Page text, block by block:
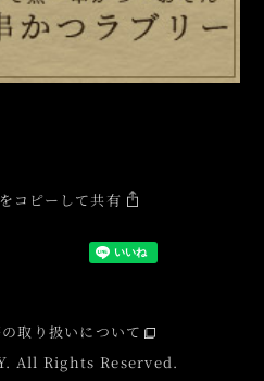
コピーして共有
取り扱いについて
All Rights Reserved.